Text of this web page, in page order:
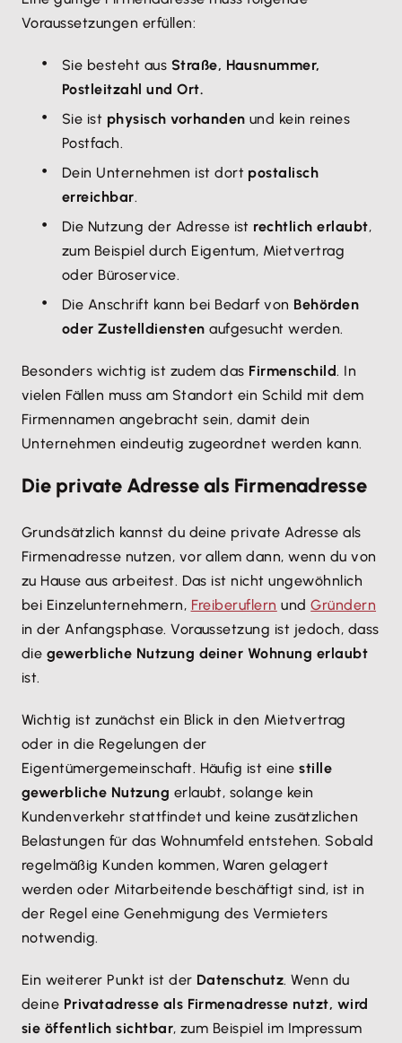
Voraussetzungen erfüllen:
Sie besteht aus Straße, Hausnummer,
Postleitzahl und Ort.
Sie ist physisch vorhanden und kein reines
Postfach.
Dein Unternehmen ist dort postalisch
erreichbar.
Die Nutzung der Adresse ist rechtlich erlaubt,
zum Beispiel durch Eigentum, Mietvertrag
oder Büroservice.
Die Anschrift kann bei Bedarf von Behörden
oder Zustelldiensten aufgesucht werden.
Besonders wichtig ist zudem das Firmenschild. In
vielen Fällen muss am Standort ein Schild mit dem
Firmennamen angebracht sein, damit dein
Unternehmen eindeutig zugeordnet werden kann.
Die private Adresse als Firmenadresse
Grundsätzlich kannst du deine private Adresse als
Firmenadresse nutzen, vor allem dann, wenn du von
zu Hause aus arbeitest. Das ist nicht ungewöhnlich
bei Einzelunternehmern, Freiberuflern undGründern
in der Anfangsphase. Voraussetzung ist jedoch, dass
die gewerbliche Nutzung deiner Wohnung erlaubt
ist.
Wichtig ist zunächst ein Blick in den Mietvertrag
oder in die Regelungen der
Eigentümergemeinschaft. Häufig ist einestille
gewerbliche Nutzung erlaubt, solange kein
Kundenverkehr stattfindet und keine zusätzlichen
Belastungen für das Wohnumfeld entstehen. Sobald
regelmäßig Kunden kommen, Waren gelagert
werden oder Mitarbeitende beschäftigt sind, ist in
der Regel eine Genehmigung des Vermieters
notwendig.
Ein weiterer Punkt ist der Datenschutz. Wenn du
deine Privatadresse als Firmenadresse nutzt, wird
sie öffentlich sichtbar, zum Beispiel im Impressum